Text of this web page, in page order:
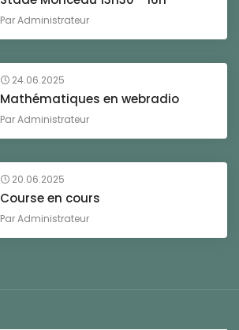
ParAdministrateur
24.06.2025
Mathématiques en webradio
ParAdministrateur
20.06.2025
Course en cours
ParAdministrateur